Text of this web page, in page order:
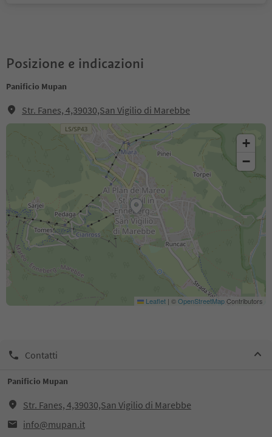
Posizione e indicazioni
Panificio Mupan
Str. Fanes, 4,39030,San Vigilio di Marebbe
+
−
Leaflet | ©OpenStreetMapContributors
Contatti
Panificio Mupan
Str. Fanes, 4,39030,San Vigilio di Marebbe
info@mupan.it